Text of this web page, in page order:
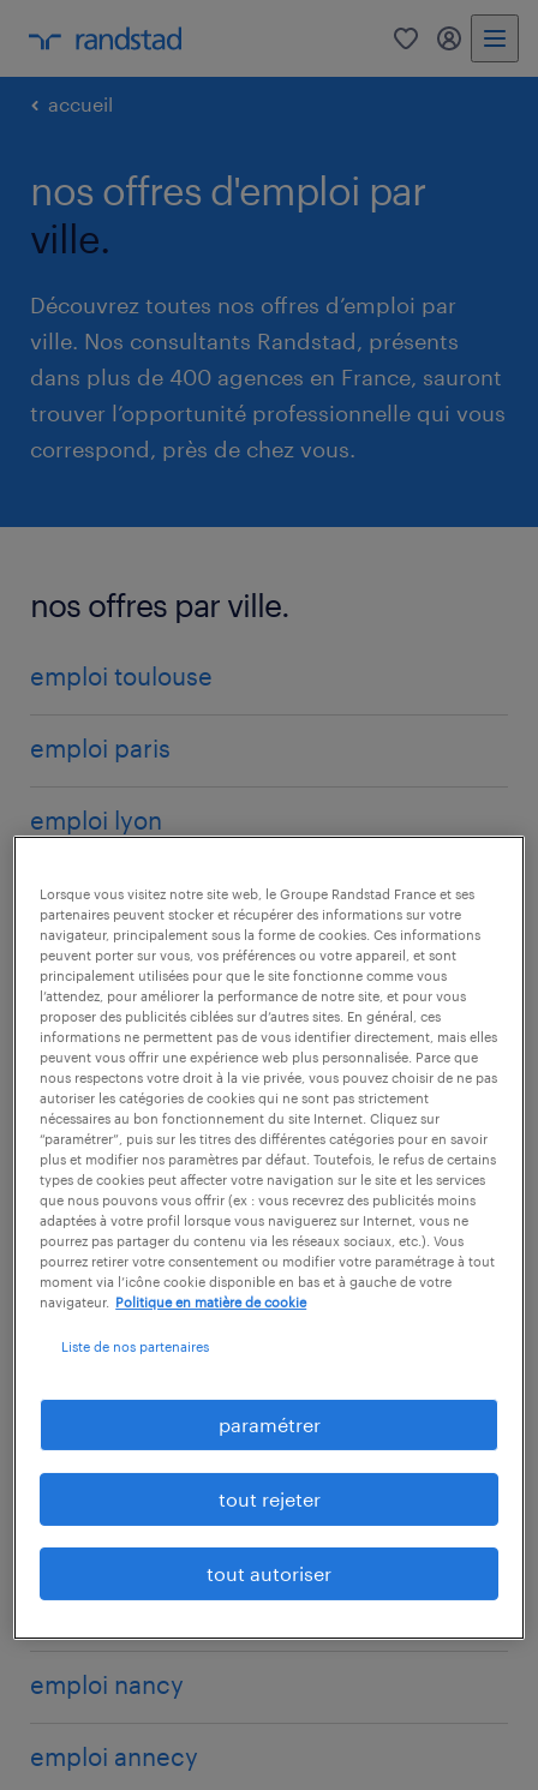
0 mon
accueil
nos offres d'emploi par
ville.
Découvrez toutes nos offres d’emploi par
ville. Nos consultants Randstad, présents
dans plus de 400 agences en France, sauront
trouver l’opportunité professionnelle qui vous
correspond, près de chez vous.
nos offres par ville.
emploi toulouse
emploi paris
emploi lyon
emploi marseille
emploi strasbourg
emploi nice
emploi bordeaux
emploi rennes
emploi lille
emploi reims
emploi tours
emploi grenoble
emploi nancy
emploi annecy
Lorsque vous visitez notre site web, le Groupe Randstad France et ses
partenaires peuvent stocker et récupérer des informations sur votre
navigateur, principalement sous la forme de cookies. Ces informations
peuvent porter sur vous, vos préférences ou votre appareil, et sont
principalement utilisées pour que le site fonctionne comme vous
l’attendez, pour améliorer la performance de notre site, et pour vous
proposer des publicités ciblées sur d’autres sites. En général, ces
informations ne permettent pas de vous identifier directement, mais elles
peuvent vous offrir une expérience web plus personnalisée. Parce que
nous respectons votre droit à la vie privée, vous pouvez choisir de ne pas
autoriser les catégories de cookies qui ne sont pas strictement
nécessaires au bon fonctionnement du site Internet. Cliquez sur
“paramétrer”, puis sur les titres des différentes catégories pour en savoir
plus et modifier nos paramètres par défaut. Toutefois, le refus de certains
types de cookies peut affecter votre navigation sur le site et les services
que nous pouvons vous offrir (ex : vous recevrez des publicités moins
adaptées à votre profil lorsque vous naviguerez sur Internet, vous ne
pourrez pas partager du contenu via les réseaux sociaux, etc.). Vous
pourrez retirer votre consentement ou modifier votre paramétrage à tout
moment via l’icône cookie disponible en bas et à gauche de votre
navigateur.
Politique en matière de cookie
Liste de nos partenaires
paramétrer
tout rejeter
tout autoriser